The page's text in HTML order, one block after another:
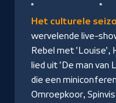
NPO
Start
Het culturele
wervelende live-
Rebel met 'Louise',
lied uit 'De man van
die een
Omroepkoor,